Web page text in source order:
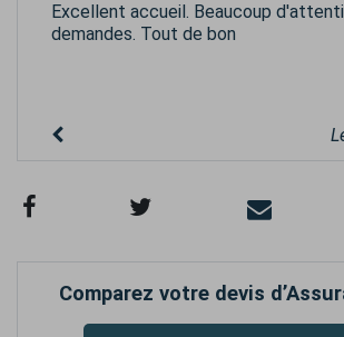
Excellent accueil. Beaucoup
demandes. Tout de bon
Comparez votre devis